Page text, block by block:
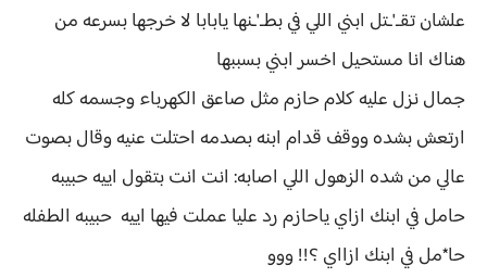
علشان تقـ'ـتل ابني اللي في بطـ'ـنها يابابا لا خرجها بسرعه من
هناك انا مستحيل اخسر ابني بسببها
جمال نزل عليه كلام حازم مثل صاعق الكهرباء وجسمه كله
ارتعش بشده ووقف قدام ابنه بصدمه احتلت عنيه وقال بصوت
عالي من شده الزهول اللي اصابه: انت انت بتقول اييه حبيبه
حامل في ابنك ازاي ياحازم رد عليا عملت فيها اييه حبيبه الطفله
حا*مل في ابنك ازااي ؟!! ووو